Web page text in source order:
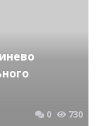
0 730